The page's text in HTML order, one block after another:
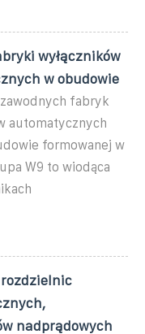
wyłączników
w obudowie
fabryk
automatycznych
formowanej w
W9 to wiodąca
nadprądowych